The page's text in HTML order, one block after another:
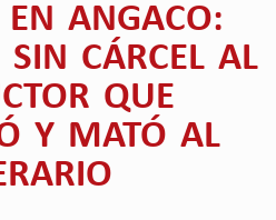
EN ANGACO:
CÁRCEL AL
QUE
Y MATÓ AL